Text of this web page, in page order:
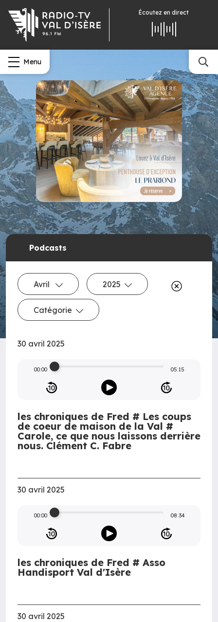
Écoutez en direct
Menu
Podcasts
Avril 2025
Catégorie
30 avril 2025
00:00 05:15
les chroniques de Fred # Les coups
de coeur de maison de la Val #
Carole, ce que nous laissons derrière
nous. Clément C. Fabre
30 avril 2025
00:00 08:34
les chroniques de Fred # Asso
Handisport Val d'Isère
30 avril 2025